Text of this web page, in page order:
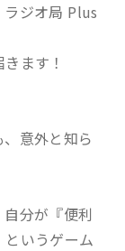
ジオ局 Plus
ます！
意外と知ら
分が『便利
いうゲーム